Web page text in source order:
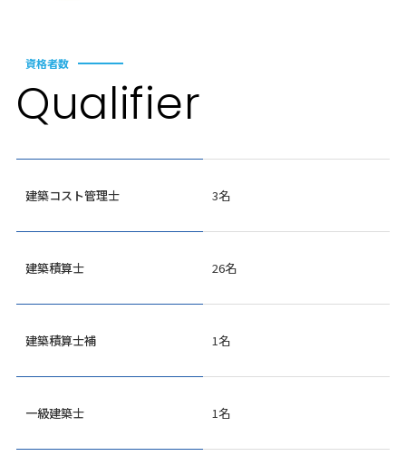
資格者数
Qualifier
建築コスト管理士 3名
建築積算士 26名
建築積算士補 1名
一級建築士 1名